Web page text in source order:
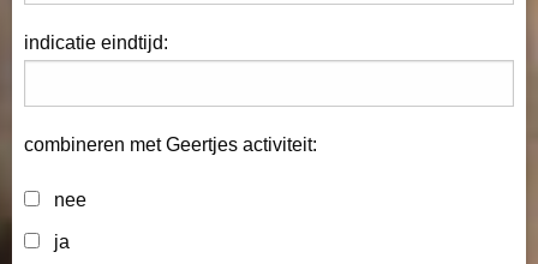
indicatie eindtijd:
combineren met Geertjes activiteit:
nee
ja